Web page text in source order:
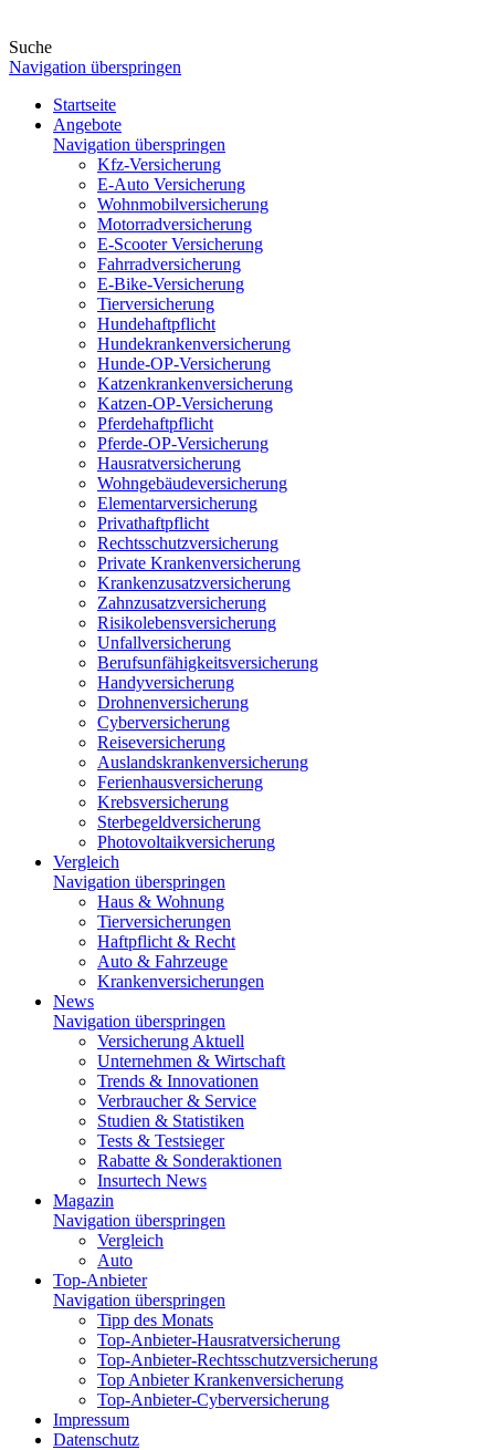
Suche
Navigation überspringen
Startseite
Angebote
Navigation überspringen
Kfz-Versicherung
E-Auto Versicherung
Wohnmobilversicherung
Motorradversicherung
E-Scooter Versicherung
Fahrradversicherung
E-Bike-Versicherung
Tierversicherung
Hundehaftpflicht
Hundekrankenversicherung
Hunde-OP-Versicherung
Katzenkrankenversicherung
Katzen-OP-Versicherung
Pferdehaftpflicht
Pferde-OP-Versicherung
Hausratversicherung
Wohngebäudeversicherung
Elementarversicherung
Privathaftpflicht
Rechtsschutzversicherung
Private Krankenversicherung
Krankenzusatzversicherung
Zahnzusatzversicherung
Risikolebensversicherung
Unfallversicherung
Berufsunfähigkeitsversicherung
Handyversicherung
Drohnenversicherung
Cyberversicherung
Reiseversicherung
Auslandskrankenversicherung
Ferienhausversicherung
Krebsversicherung
Sterbegeldversicherung
Photovoltaikversicherung
Vergleich
Navigation überspringen
Haus & Wohnung
Tierversicherungen
Haftpflicht & Recht
Auto & Fahrzeuge
Krankenversicherungen
News
Navigation überspringen
Versicherung Aktuell
Unternehmen & Wirtschaft
Trends & Innovationen
Verbraucher & Service
Studien & Statistiken
Tests & Testsieger
Rabatte & Sonderaktionen
Insurtech News
Magazin
Navigation überspringen
Vergleich
Auto
Top-Anbieter
Navigation überspringen
Tipp des Monats
Top-Anbieter-Hausratversicherung
Top-Anbieter-Rechtsschutzversicherung
Top Anbieter Krankenversicherung
Top-Anbieter-Cyberversicherung
Impressum
Datenschutz